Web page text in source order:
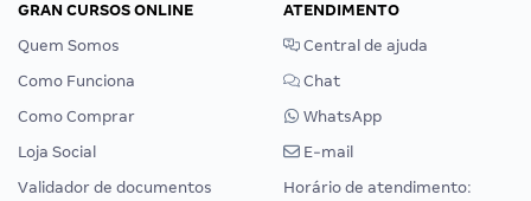
GRAN CURSOS ONLINE
Quem Somos
Como Funciona
Como Comprar
Loja Social
Validador de documentos
ATENDIMENTO
Central de ajuda
Chat
WhatsApp
E-mail
Horário de atendimento: